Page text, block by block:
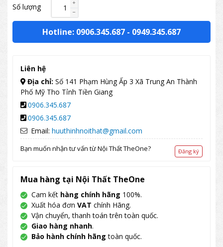
Số lượng
Hotline: 0906.345.687 - 0949.345.687
Liên hệ
Địa chỉ: Số 141 Phạm Hùng Ấp 3 Xã Trung An Thành
Phố Mỹ Tho Tỉnh Tiền Giang
0906.345.687
0906.345.687
Email: huuthinhnoithat@gmail.com
Bạn muốn nhận tư vấn từ Nội Thất TheOne? Đăng ký
Mua hàng tại Nội Thất TheOne
Cam kết hàng chính hãng 100%.
Xuất hóa đơn VAT chính Hãng.
Vận chuyển, thanh toán trên toàn quốc.
Giao hàng nhanh.
Bảo hành chính hãng toàn quốc.